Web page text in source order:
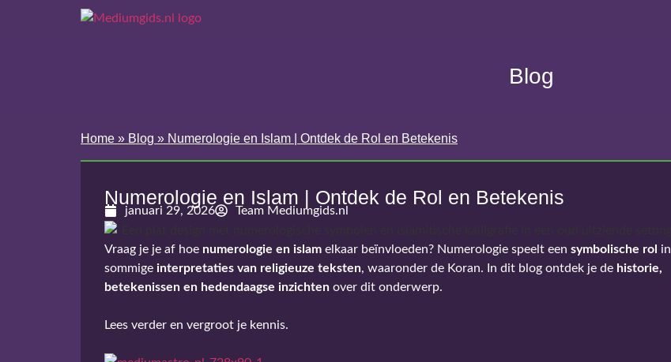
Blog
Home » Blog » Numerologie en Islam | Ontdek de Rol en Betekenis
Numerologie en Islam | Ontdek de Rol en Betekenis
januari 29, 2026 Team Mediumgids.nl
Vraag je je af hoe numerologie en islam elkaar beïnvloeden? Numerologie speelt een symbolische rol in
sommige interpretaties van religieuze teksten, waaronder de Koran. In dit blog ontdek je de historie,
betekenissen en hedendaagse inzichten over dit onderwerp.
Lees verder en vergroot je kennis.